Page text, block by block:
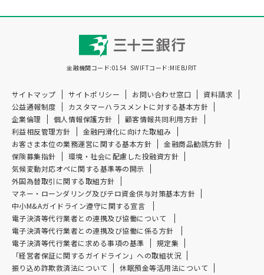
金融機関コード:0154 SWIFTコード:MIEBJPJT
サイトマップ サイトポリシー お問い合わせ窓口
資料請求
公益通報制度
カスタマーハラスメントに対する基本方針
企業倫理
個人情報保護方針
顧客情報共同利用方針
利益相反管理方針
金融円滑化に向けた取組み
お客さま本位の業務運営に関する基本方針
金融商品勧誘方針
保険募集指針
環境・社会に配慮した投融資方針
気候変動対応オペに関する基準等の開示
外国為替取引に関する取組方針
マネー・ローンダリング及びテロ資金供与対策基本方針
中小M&Aガイドライン遵守に関する宣言
電子決済等代行業者との連携及び協働について
電子決済等代行業者との連携及び協働に係る方針
電子決済等代行業者に求める事項の基準
規定集
「経営者保証に関するガイドライン」への取組状況
振り込め詐欺救済法について
休眠預金等活用法について